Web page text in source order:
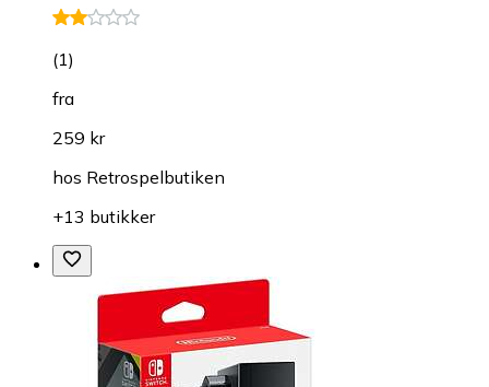
(1)
fra
259 kr
hos Retrospelbutiken
+13 butikker